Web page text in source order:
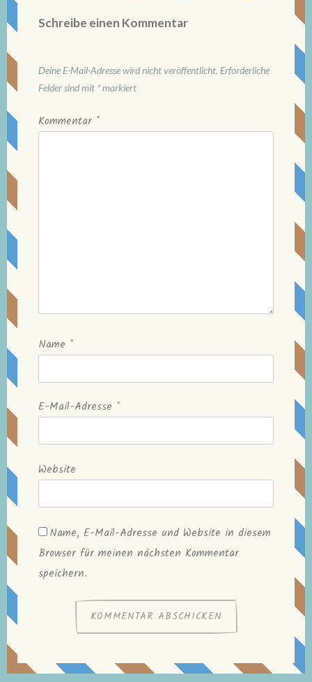
Schreibe einen Kommentar
Deine E-Mail-Adresse wird nicht veröffentlicht. Erforderliche
Felder sind mit *markiert
Kommentar *
Name *
E-Mail-Adresse *
Website
Name, E-Mail-Adresse und Website in diesem
Browser für meinen nächsten Kommentar
speichern.